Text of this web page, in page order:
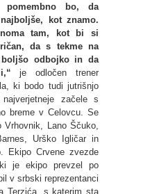
pomembno bo, da
kot znamo.
tam, kot bi si
da s tekme na
odbojko in da
je odločen trener
ki bodo tudi jutrišnjo
začele s
breme v Celovcu. Se
Lano Ščuko,
Urško Igličar in
Ekipo Crvene zvezde
je ekipo prevzel po
v srbski reprezentanci
Terzića, s katerim sta